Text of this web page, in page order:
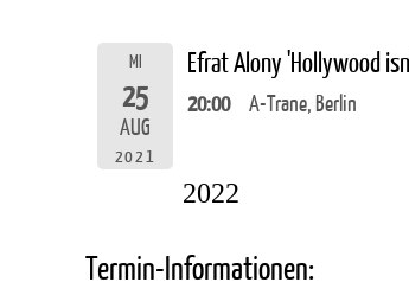
MI
25
AUG
2021
Efrat Alony 'Hollywood
20:00 A-Trane, Berlin
2022
Termin-Informationen: